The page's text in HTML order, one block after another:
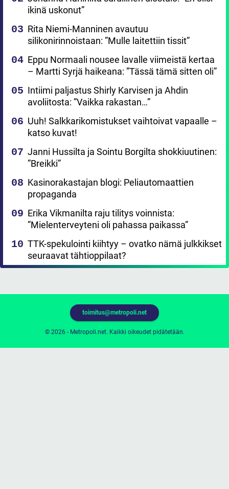
ikinä uskonut”
Rita Niemi-Manninen avautuu
silikonirinnoistaan: ”Mulle laitettiin tissit”
Eppu Normaali nousee lavalle viimeistä kertaa
– Martti Syrjä haikeana: ”Tässä tämä sitten oli”
Intiimi paljastus Shirly Karvisen ja Ahdin
avoliitosta: ”Vaikka rakastan…”
Uuh! Salkkarikomistukset vaihtoivat vapaalle –
katso kuvat!
Janni Hussilta ja Sointu Borgilta shokkiuutinen:
”Breikki”
Kasinorakastajan blogi: Peliautomaattien
propaganda
Erika Vikmanilta raju tilitys voinnista:
”Mielenterveyteni oli pahassa paikassa”
TTK-spekulointi kiihtyy – ovatko nämä julkkikset
seuraavat tähtioppilaat?
© 2026 - Metropoli.net. Kaikki oikeudet pidätetään.
toimitus@metropoli.net